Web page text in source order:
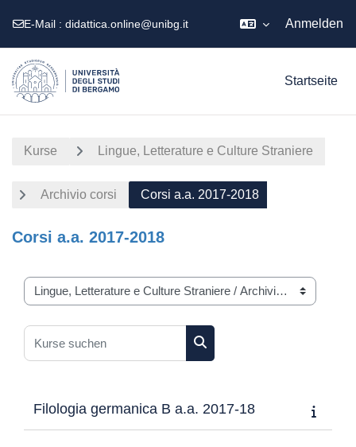
E-Mail : didattica.online@unibg.it Anmelden
Startseite
Kurse Lingue, Letterature e Culture Straniere
Archivio corsi Corsi a.a. 2017-2018
Corsi a.a. 2017-2018
Kursbereiche
Kurse suchen
Kurse suchen
Filologia germanica B a.a. 2017-18